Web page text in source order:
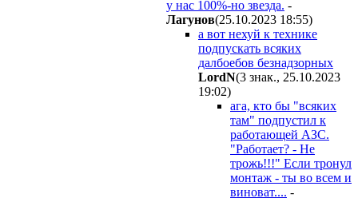
у нас 100%-но звезда. -
Лaгyнoв(25.10.2023 18:55)
а вот нехуй к технике
подпускать всяких
далбоебов безнадзорных
LordN(3 знак., 25.10.2023
19:02)
ага, кто бы "всяких
там" подпустил к
работающей АЗС.
"Работает? - Не
трожь!!!" Если тронул
монтаж - ты во всем и
виноват.... -